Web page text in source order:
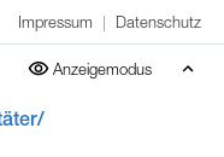
Impressum | Datenschutz
Anzeigemodus